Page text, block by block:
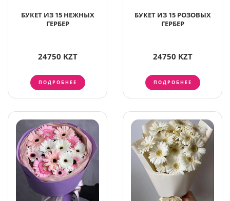
БУКЕТ ИЗ 15 НЕЖНЫХ
ГЕРБЕР
24750 KZT
ПОДРОБНЕЕ
БУКЕТ ИЗ 15 РОЗОВЫХ
ГЕРБЕР
24750 KZT
ПОДРОБНЕЕ